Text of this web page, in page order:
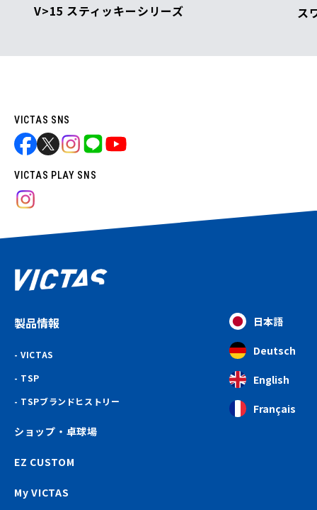
V>15 スティッキーシリーズ ス
VICTAS SNS
VICTAS PLAY SNS
製品情報
VICTAS
TSP
TSPブランドヒストリー
ショップ・卓球場
EZ CUSTOM
My VICTAS
日本語
Deutsch
English
Français